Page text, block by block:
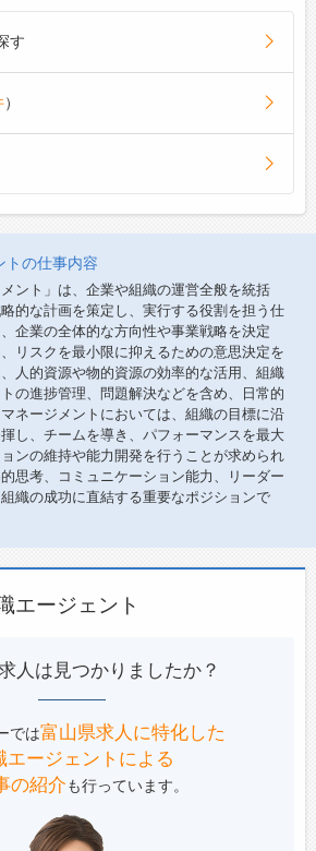
す
）
トの仕事内容
ント」は、企業や組織の運営全般を統括
的な計画を策定し、実行する役割を担う仕
企業の全体的な方向性や事業戦略を決定
リスクを最小限に抑えるための意思決定を
人的資源や物的資源の効率的な活用、組織
の進捗管理、問題解決などを含め、日常的
ネージメントにおいては、組織の目標に沿
し、チームを導き、パフォーマンスを最大
ンの維持や能力開発を行うことが求められ
思考、コミュニケーション能力、リーダー
織の成功に直結する重要なポジションで
エージェント
人は見つかりましたか？
では富山県求人に特化した
エージェントによる
の紹介も行っています。